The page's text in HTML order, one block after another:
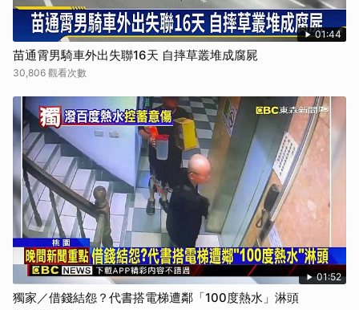
01:44
苗通霄男騎車外出失聯16天 自摔草叢堆成腐屍
30,806 觀看次數
01:52
獨家／借錢結怨？代書搭電梯遭鄰「100度熱水」淋頭